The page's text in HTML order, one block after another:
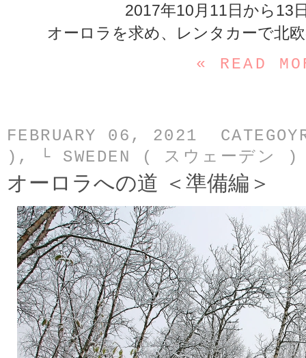
2017年10月11日から13
オーロラを求め、レンタカーで北
« READ
FEBRUARY 06, 2021
) , └ SWEDEN ( スウェーデン )
オーロラへの道 ＜準備編＞